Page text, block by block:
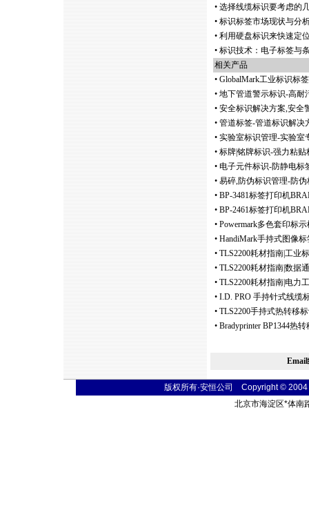
• 选择线缆标识要考虑的
• 标识标签市场现状与分
• 利用硬盘标识来快速定
• 标识技术：电子标签与
相关产品
• GlobalMark工业标识标
• 地下管道警示标识-高耐
• 安全标识解决方案,安全
• 管道标签-管道标识解决
• 实验室标识管理-实验室
• 标牌|铭牌标识-强力粘贴
• 电子元件标识-防静电标
• 易碎,防伪标识管理-防伪
• BP-3481标签打印机
• BP-2461标签打印机
• Powermark多色套印标
• HandiMark手持式图像
• TLS2200耗材指南|工业
• TLS2200耗材指南|数据
• TLS2200耗材指南|电力
• I.D. PRO 手持针式线缆
• TLS2200手持式热转移
• Bradyprinter BP1344热
版权所有·安恒公司 Copyright ©
北京市海淀区*体南